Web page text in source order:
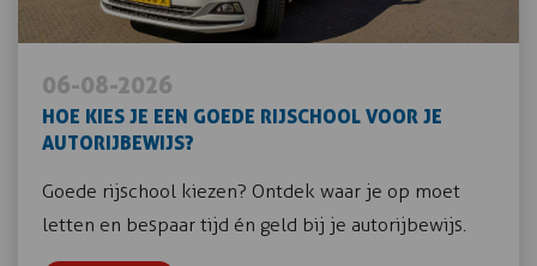
06-08-2026
HOE KIES JE EEN GOEDE RIJSCHOOL VOOR JE
AUTORIJBEWIJS?
Goede rijschool kiezen? Ontdek waar je op moet
letten en bespaar tijd én geld bij je autorijbewijs.